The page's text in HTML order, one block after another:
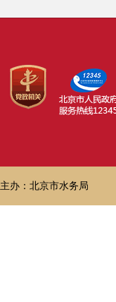
主办：北京市水务局